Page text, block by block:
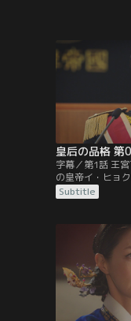
皇后の品格 第
字幕／第1話 王
の皇帝イ・ヒョ
民の人気者。売
オ・サニーはヒ
も参加するが、
に襲われる。
Subtitle